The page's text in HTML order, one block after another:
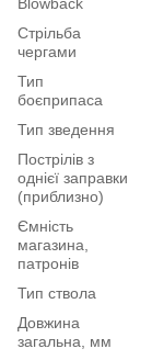
Стрільба
чергами
Тип
боєприпаса
Тип зведення
Пострілів з
однієї заправки
(приблизно)
Ємність
магазина,
патронів
Тип ствола
Довжина
загальна, мм